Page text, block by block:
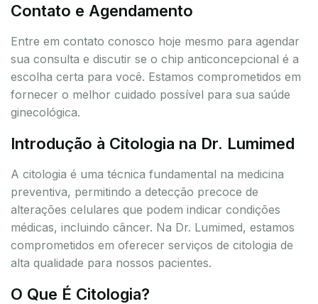
Contato e Agendamento
Entre em contato conosco hoje mesmo para agendar
sua consulta e discutir se o chip anticoncepcional é a
escolha certa para você. Estamos comprometidos em
fornecer o melhor cuidado possível para sua saúde
ginecológica.
Introdução à Citologia na Dr. Lumimed
A citologia é uma técnica fundamental na medicina
preventiva, permitindo a detecção precoce de
alterações celulares que podem indicar condições
médicas, incluindo câncer. Na Dr. Lumimed, estamos
comprometidos em oferecer serviços de citologia de
alta qualidade para nossos pacientes.
O Que É Citologia?